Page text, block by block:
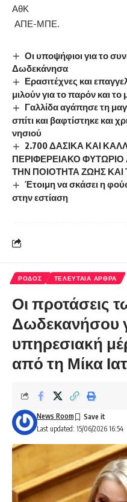
ΑθΚ
ΑΠΕ-ΜΠΕ.
Οι υποψήφιοι για το
Δωδεκάνησα
Ερασιτέχνες και
μιλούν για το παρόν και
Γαλλίδα αγάπησε τη
σπίτι και βαφτίστηκε και
νησιού
2.700 ΔΑΣΙΚΑ ΚΑΙ
ΠΕΡΙΦΕΡΕΙΑΚΟ
ΤΗΝ ΠΟΙΟΤΗΤΑ ΖΩΗΣ
Έτοιμη να σκάσει η
στην εστίαση
ΡΟΔΟΣ ΤΕΛΕΥΤΑΙΑ ΑΡΘΡΑ
Οι προτάσεις
Δωδεκανήσου
υπηρεσιακή
από τη Μίκα
Last updated: 15/06/2026 16:54
News Room